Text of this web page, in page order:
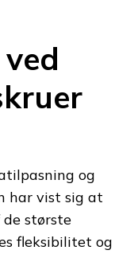
og
har vist sig at
største
fleksibilitet og